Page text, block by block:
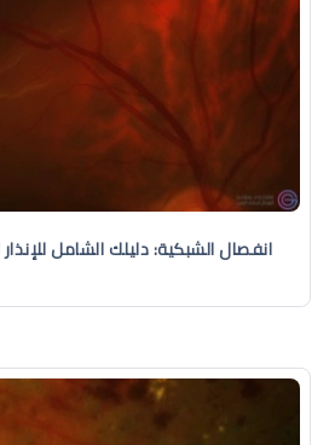
انفصال الشبكية: دليلك الشامل